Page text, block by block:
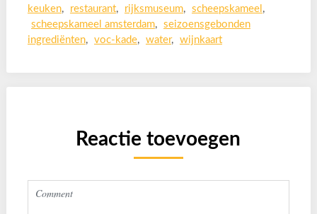
keuken, restaurant, rijksmuseum, scheepskameel ,
scheepskameel amsterdam, seizoensgebonden
ingrediënten, voc-kade, water, wijnkaart
Reactie toevoegen